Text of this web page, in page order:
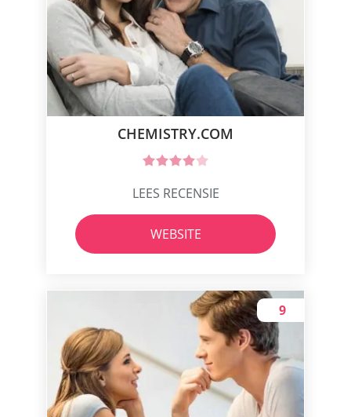
CHEMISTRY.COM
LEES RECENSIE
WEBSITE
9